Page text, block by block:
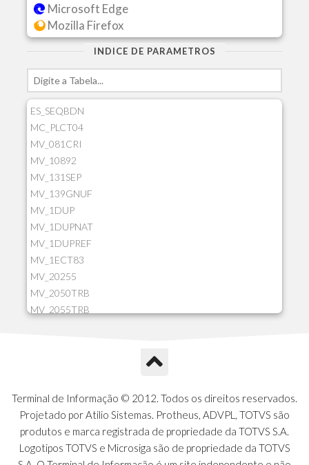
Microsoft Edge
Mozilla Firefox
INDICE DE PARAMETROS
ES_SEQBDN
MC_PLCT04
MV_081CRI
MV_10892
MV_131SEP
MV_139GNUF
MV_1DUP
MV_1DUPNAT
MV_1DUPREF
MV_1ECT83
MV_20255
MV_2050TRB
MV_2055TRB
MV_2GNOINC
MV_320SLD
MV_325PMDA
MV_330ATCM
MV_340LOCK
Terminal de Informação © 2012. Todos os direitos reservados.
Projetado por Atilio Sistemas. Protheus, ADVPL, TOTVS são
produtos e marca registrada de propriedade da TOTVS S.A.
Logotipos TOTVS e Microsiga são de propriedade da TOTVS